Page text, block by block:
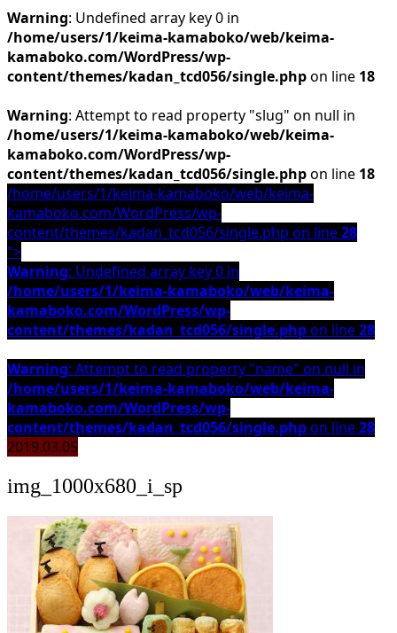
Warning: Undefined array key 0 in
/home/users/1/keima-kamaboko/web/keima-
kamaboko.com/WordPress/wp-
content/themes/kadan_tcd056/single.phpon line 18
Warning: Attempt to read property "slug" on null in
/home/users/1/keima-kamaboko/web/keima-
kamaboko.com/WordPress/wp-
content/themes/kadan_tcd056/single.phpon line 18
/home/users/1/keima-kamaboko/web/keima-
kamaboko.com/WordPress/wp-
content/themes/kadan_tcd056/single.php on line28
">
Warning: Undefined array key 0 in
/home/users/1/keima-kamaboko/web/keima-
kamaboko.com/WordPress/wp-
content/themes/kadan_tcd056/single.phpon line28
Warning: Attempt to read property "name" on null in
/home/users/1/keima-kamaboko/web/keima-
kamaboko.com/WordPress/wp-
content/themes/kadan_tcd056/single.phpon line28
2019.03.05
img_1000x680_i_sp